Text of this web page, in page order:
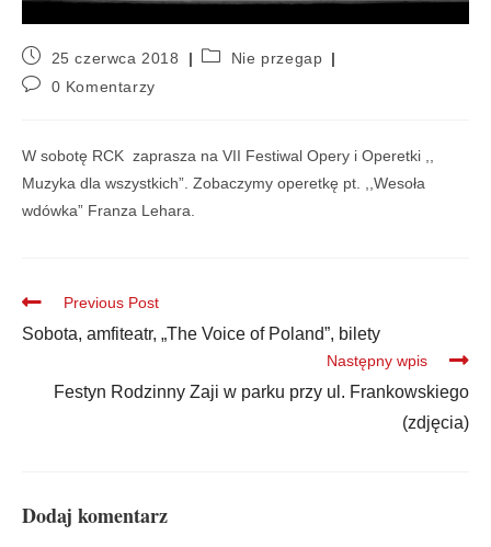
25 czerwca 2018
Nie przegap
0 Komentarzy
W sobotę RCK zaprasza na VII Festiwal Opery i Operetki ,,
Muzyka dla wszystkich”. Zobaczymy operetkę pt. ,,Wesoła
wdówka” Franza Lehara.
Previous Post
Sobota, amfiteatr, „The Voice of Poland”, bilety
Następny wpis
Festyn Rodzinny Zaji w parku przy ul. Frankowskiego
(zdjęcia)
Dodaj komentarz